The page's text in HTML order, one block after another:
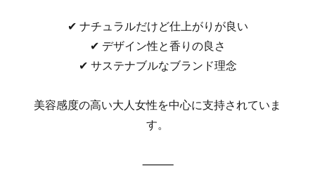
✔︎ ナチュラルだけど仕上がりが良い
✔︎ デザイン性と香りの良さ
✔︎ サステナブルなブランド理念
美容感度の高い大人女性を中心に支持されていま
す。
⸻